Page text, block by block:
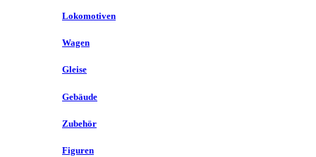
Lokomotiven
Wagen
Gleise
Gebäude
Zubehör
Figuren